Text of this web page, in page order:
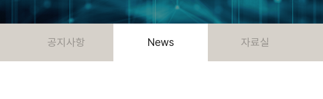
공지사항 News 자료실